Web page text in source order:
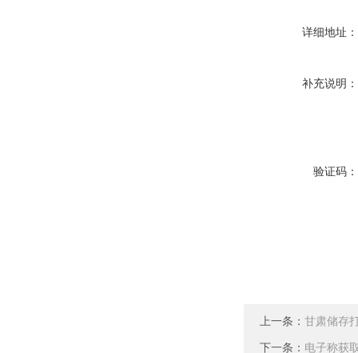
详细地址：
补充说明：
验证码：
上一条： 甘肃储存
下一条： 电子称获